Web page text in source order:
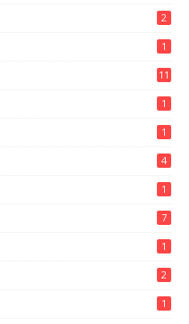
2
1
11
1
1
4
1
7
1
2
1